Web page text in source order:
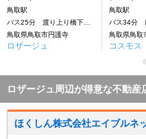
鳥取駅
バス25分 渡り上り橋下車：停歩1分
鳥取県鳥取市円護寺
ロザージュ
鳥取駅
バス34分 前田
鳥取県鳥取
コスモス
ロザージュ周辺が得意な不動産
ほくしん株式会社エイブルネ